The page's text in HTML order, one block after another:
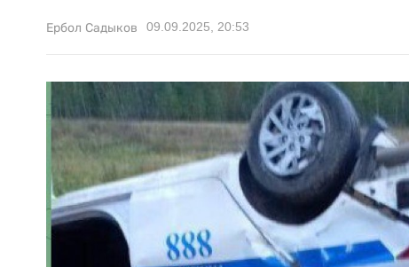
Ербол Садыков 09.09.2025, 20:53